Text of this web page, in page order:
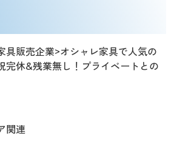
具販売企業>オシャレ家具で人気の
休&残業無し！プライベートとの
関連